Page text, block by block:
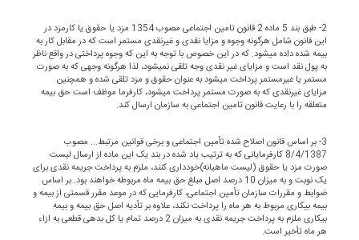
2- طبق بند 5 ماده 2 قانون تامین اجتماعی مصوب 1354 مزد یا حقوق یا کارمزد در
این قانون شامل هرگونه وجوه و مزایا نقدی و غیرنقدی مستمر است که در مقابل کار به
بیمه شده داده میشود. که در این خصوص با توجه به این که وجوه پرداختی در واقع ناظر
به پول نقد است و مزایای غیر نقدی وجه تلقی نمیشود، لذا هرگونه وجهی که به صورت
مستمر یا غیرمستمر پرداخت میشود به عنوان حقوق و مزد تلقی شده و همچنین
مزایای غیرنقدی که به صورت مستمر پرداخت میشود، کارفرما موظف است حق بیمه
متعلقه را با رعایت قانون تامین اجتماعی به سازمان ارسال کند.
3- بر اساس قانون اصلاح شده تأمین اجتماعی و برخی قوانین مرتبط... مصوب
8/4/1387 کارفرمایانی که به ترتیب یاد شده در بند یک این ماده از ارسال لیست
صورت مزد یا حقوق (لیست ماهیانه)خودداری کنند، ملزم به پرداخت جریمه نقدی برای
یک نوبت و به میزان 10 درصد اصل مبلغ حق بیمه ماه مربوطه خواهند بود. بر اساس
ضوابط و مقررات سازمان تأمین اجتماعی، کارفرمایی که در موعد مقرر قسمتی از بیمه و
بیمه بیکاری مربوط به هر ماه را پرداخت نکند، علاوه بر تأدیه اصل حق بیمه و بیمه
بیکاری ملزم به پرداخت جریمه نقدی به میزان 2 درصد تمام یا کل بدهی قطعی به ازاء
هر ماه تأخیر است.